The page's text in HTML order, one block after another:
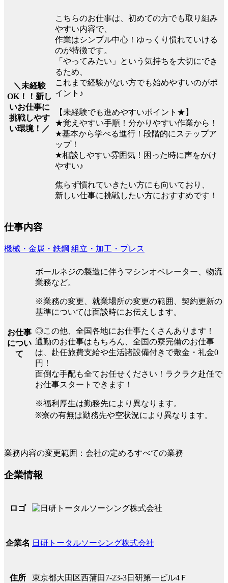
＼未経験
OK！！新し
いお仕事に
挑戦しやす
い環境！／
こちらのお仕事は、初めての方でも取り組み
やすい内容で、
作業はシンプル中心！ゆっくり慣れていける
のが特徴です。
「やってみたい」という気持ちを大切にでき
るため、
これまで経験がない方でも始めやすいのがポ
イント♪
【未経験でも進めやすいポイント★】
★覚えやすい手順！分かりやすい作業から！
★基本から学べる進行！段階的にステップア
ップ！
★相談しやすい雰囲気！困った時に声をかけ
やすい♪
焦らず慣れていきたい方にも向いており、
新しい仕事に挑戦したい方におすすめです！
仕事内容
機械・金属・鉄鋼 組立・加工・プレス
お仕事
につい
て
ボールネジの製造に伴うマシンオペレーター、物流
業務など。
※業務の変更、就業場所の変更の範囲、契約更新の
基準については面談時にお伝えします。
◎この他、全国各地にお仕事たくさんあります！
通勤のお仕事はもちろん、全国の寮完備のお仕事
は、赴任旅費支給や生活諸設備付きで敷金・礼金0
円！
面倒な手配も全てお任せください！ラクラク赴任で
お仕事スタートできます！
※福利厚生は勤務先により異なります。
※寮の有無は勤務先や空状況により異なります。
業務内容の変更範囲：会社の定めるすべての業務
企業情報
ロゴ
企業名 日研トータルソーシング株式会社
住所 東京都大田区西蒲田7-23-3日研第一ビル4Ｆ